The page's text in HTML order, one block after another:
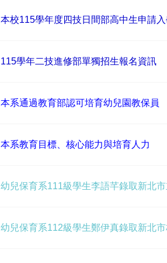
本校115學年度四技日間部高中生申請
115學年二技進修部單獨招生報名資訊
本系通過教育部認可培育幼兒園教保員
本系教育目標、核心能力與培育人力
幼兒保育系111級學生李語芊錄取新北
幼兒保育系112級學生鄭伊真錄取新北